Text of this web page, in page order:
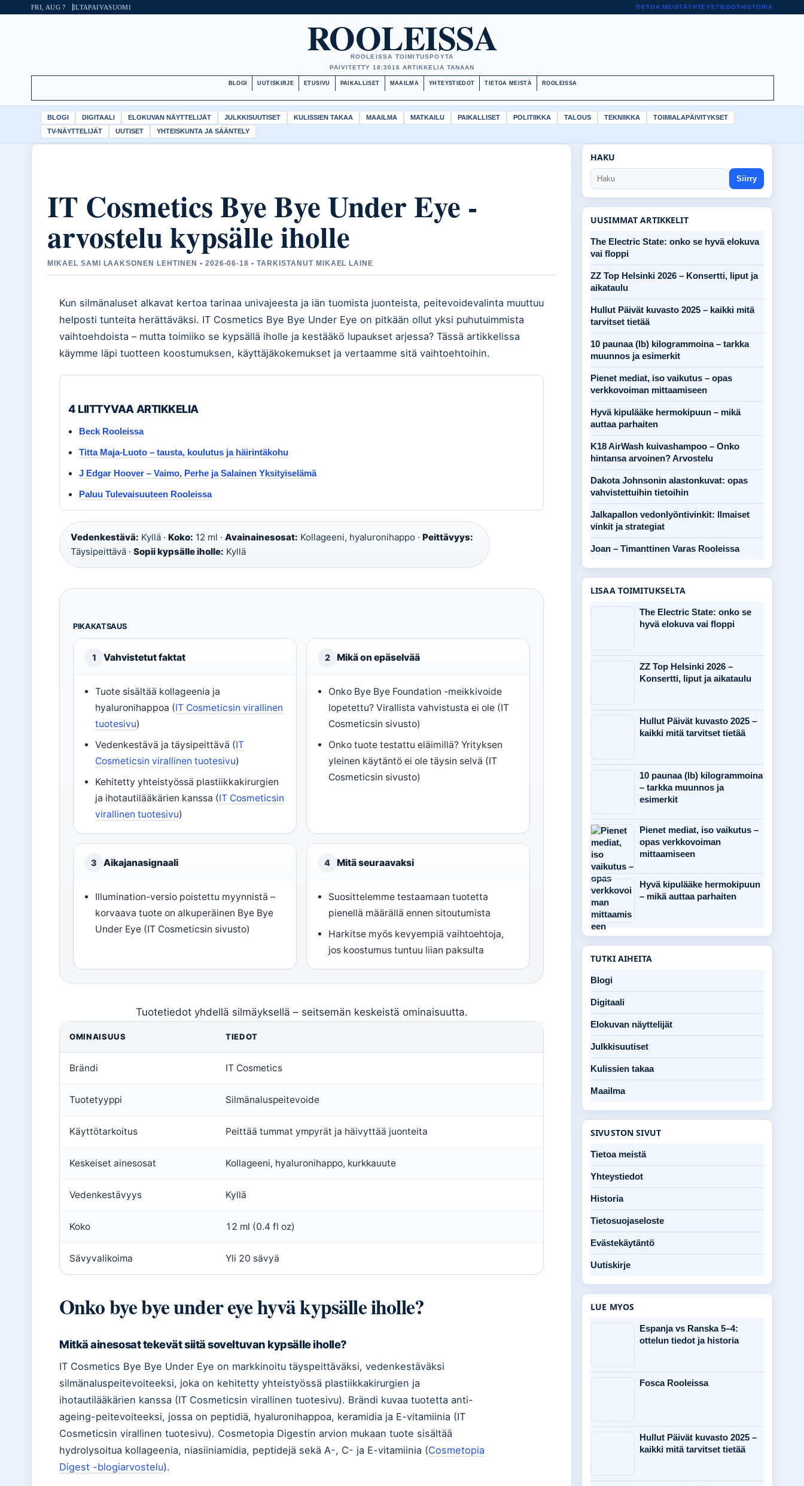
FRI, AUG 7 ILTAPAIVASUOMI TIETOA MEISTÄYHTEYSTIEDOTHISTORIA
ROOLEISSA
ROOLEISSA TOIMITUSPOYTA
PAIVITETTY 18:3016 ARTIKKELIA TANAAN
BLOGI UUTISKIRJE ETUSIVU PAIKALLISET MAAILMA YHTEYSTIEDOT TIETOA MEISTÄ ROOLEISSA
BLOGI DIGITAALI ELOKUVAN NÄYTTELIJÄT JULKKISUUTISET KULISSIEN TAKAA MAAILMA MATKAILU PAIKALLISET POLITIIKKA TALOUS TEKNIIKKA
TOIMIALAPÄIVITYKSET
TV-NÄYTTELIJÄT
UUTISET YHTEISKUNTA JA SÄÄNTELY
IT Cosmetics Bye Bye Under Eye -
arvostelu kypsälle iholle
MIKAEL SAMI LAAKSONEN LEHTINEN • 2026-06-18 • TARKISTANUT MIKAEL LAINE
Kun silmänaluset alkavat kertoa tarinaa univajeesta ja iän tuomista juonteista, peitevoidevalinta muuttuu
helposti tunteita herättäväksi. IT Cosmetics Bye Bye Under Eye on pitkään ollut yksi puhutuimmista
vaihtoehdoista – mutta toimiiko se kypsällä iholle ja kestääkö lupaukset arjessa? Tässä artikkelissa
käymme läpi tuotteen koostumuksen, käyttäjäkokemukset ja vertaamme sitä vaihtoehtoihin.
4 LIITTYVAA ARTIKKELIA
Beck Rooleissa
Titta Maja-Luoto – tausta, koulutus ja häirintäkohu
J Edgar Hoover – Vaimo, Perhe ja Salainen Yksityiselämä
Paluu Tulevaisuuteen Rooleissa
Vedenkestävä: Kyllä · Koko: 12 ml · Avainainesosat: Kollageeni, hyaluronihappo · Peittävyys:
Täysipeittävä · Sopii kypsälle iholle: Kyllä
PIKAKATSAUS
1 Vahvistetut faktat
Tuote sisältää kollageenia ja
hyaluronihappoa (IT Cosmeticsin virallinen
tuotesivu)
Vedenkestävä ja täysipeittävä (IT
Cosmeticsin virallinen tuotesivu)
Kehitetty yhteistyössä plastiikkakirurgien
ja ihotautilääkärien kanssa (IT Cosmeticsin
virallinen tuotesivu)
2 Mikä on epäselvää
Onko Bye Bye Foundation -meikkivoide
lopetettu? Virallista vahvistusta ei ole (IT
Cosmeticsin sivusto)
Onko tuote testattu eläimillä? Yrityksen
yleinen käytäntö ei ole täysin selvä (IT
Cosmeticsin sivusto)
3 Aikajanasignaali
Illumination-versio poistettu myynnistä –
korvaava tuote on alkuperäinen Bye Bye
Under Eye (IT Cosmeticsin sivusto)
4 Mitä seuraavaksi
Suosittelemme testaamaan tuotetta
pienellä määrällä ennen sitoutumista
Harkitse myös kevyempiä vaihtoehtoja,
jos koostumus tuntuu liian paksulta
Tuotetiedot yhdellä silmäyksellä – seitsemän keskeistä ominaisuutta.
OMINAISUUS TIEDOT
Brändi IT Cosmetics
Tuotetyyppi Silmänaluspeitevoide
Käyttötarkoitus Peittää tummat ympyrät ja häivyttää juonteita
Keskeiset ainesosat Kollageeni, hyaluronihappo, kurkkauute
Vedenkestävyys Kyllä
Koko 12 ml (0.4 fl oz)
Sävyvalikoima Yli 20 sävyä
Onko bye bye under eye hyvä kypsälle iholle?
Mitkä ainesosat tekevät siitä soveltuvan kypsälle iholle?
IT Cosmetics Bye Bye Under Eye on markkinoitu täyspeittäväksi, vedenkestäväksi
silmänaluspeitevoiteeksi, joka on kehitetty yhteistyössä plastiikkakirurgien ja
ihotautilääkärien kanssa (IT Cosmeticsin virallinen tuotesivu). Brändi kuvaa tuotetta anti-
ageing-peitevoiteeksi, jossa on peptidiä, hyaluronihappoa, keramidia ja E-vitamiinia (IT
Cosmeticsin virallinen tuotesivu). Cosmetopia Digestin arvion mukaan tuote sisältää
hydrolysoitua kollageenia, niasiiniamidia, peptidejä sekä A-, C- ja E-vitamiinia (Cosmetopia
Digest -blogiarvostelu).
HAKU
Siirry
UUSIMMAT ARTIKKELIT
The Electric State: onko se hyvä elokuva
vai floppi
ZZ Top Helsinki 2026 – Konsertti, liput ja
aikataulu
Hullut Päivät kuvasto 2025 – kaikki mitä
tarvitset tietää
10 paunaa (lb) kilogrammoina – tarkka
muunnos ja esimerkit
Pienet mediat, iso vaikutus – opas
verkkovoiman mittaamiseen
Hyvä kipulääke hermokipuun – mikä
auttaa parhaiten
K18 AirWash kuivashampoo – Onko
hintansa arvoinen? Arvostelu
Dakota Johnsonin alastonkuvat: opas
vahvistettuihin tietoihin
Jalkapallon vedonlyöntivinkit: Ilmaiset
vinkit ja strategiat
Joan – Timanttinen Varas Rooleissa
LISAA TOIMITUKSELTA
The Electric State: onko se
hyvä elokuva vai floppi
ZZ Top Helsinki 2026 –
Konsertti, liput ja aikataulu
Hullut Päivät kuvasto 2025 –
kaikki mitä tarvitset tietää
10 paunaa (lb) kilogrammoina
– tarkka muunnos ja
esimerkit
Pienet mediat, iso vaikutus –
opas verkkovoiman
mittaamiseen
Hyvä kipulääke hermokipuun
– mikä auttaa parhaiten
TUTKI AIHEITA
Blogi
Digitaali
Elokuvan näyttelijät
Julkkisuutiset
Kulissien takaa
Maailma
SIVUSTON SIVUT
Tietoa meistä
Yhteystiedot
Historia
Tietosuojaseloste
Evästekäytäntö
Uutiskirje
LUE MYOS
Espanja vs Ranska 5–4:
ottelun tiedot ja historia
Fosca Rooleissa
Hullut Päivät kuvasto 2025 –
kaikki mitä tarvitset tietää